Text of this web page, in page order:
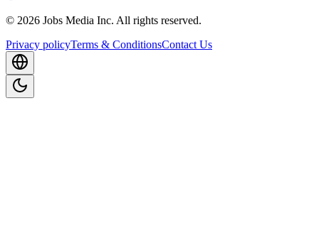
© 2026 Jobs Media Inc. All rights reserved.
Privacy policyTerms & ConditionsContact Us